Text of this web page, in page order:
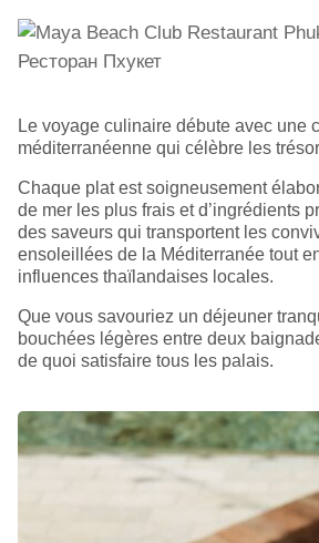
Le voyage culinaire débute avec une
méditerranéenne qui célèbre les
Chaque plat est soigneusement
de mer les plus frais et d’ingrédients
des saveurs qui transportent les
ensoleillées de la Méditerranée tout
influences thaïlandaises locales.
Que vous savouriez un déjeuner
bouchées légères entre deux
de quoi satisfaire tous les palais.